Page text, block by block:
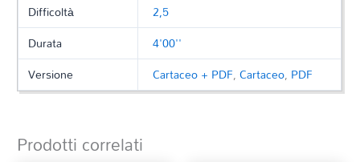
Difficoltà
2,5
Durata
4'00''
Versione
Cartaceo + PDF,Cartaceo, PDF
Prodotti correlati